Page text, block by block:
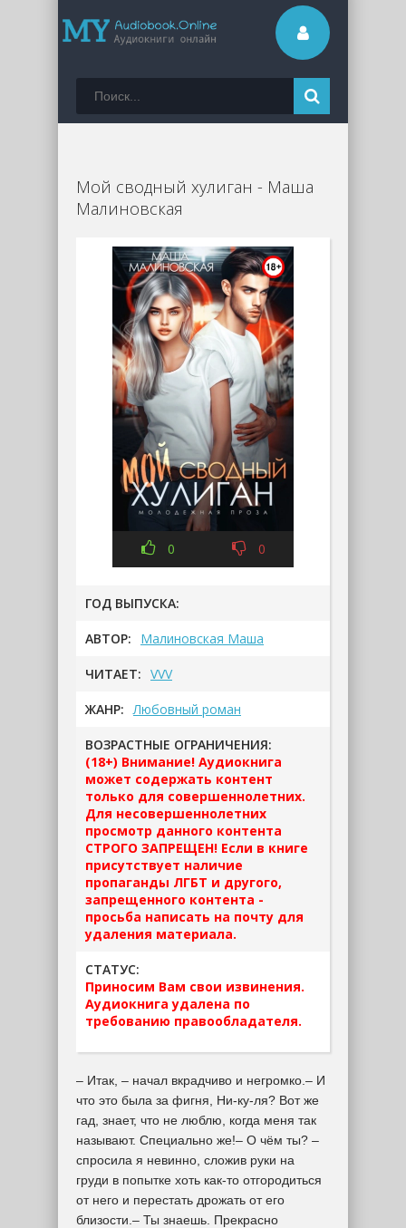
Мой сводный хулиган - Маша
Малиновская
0 0
ГОД ВЫПУСКА:
АВТОР: Малиновская Маша
ЧИТАЕТ: VVV
ЖАНР: Любовный роман
ВОЗРАСТНЫЕ ОГРАНИЧЕНИЯ:
(18+) Внимание! Аудиокнига
может содержать контент
только для совершеннолетних.
Для несовершеннолетних
просмотр данного контента
СТРОГО ЗАПРЕЩЕН! Если в книге
присутствует наличие
пропаганды ЛГБТ и другого,
запрещенного контента -
просьба написать на почту для
удаления материала.
СТАТУС:
Приносим Вам свои извинения.
Аудиокнига удалена по
требованию правообладателя.
– Итак, – начал вкрадчиво и негромко.– И
что это была за фигня, Ни-ку-ля? Вот же
гад, знает, что не люблю, когда меня так
называют. Специально же!– О чём ты? –
спросила я невинно, сложив руки на
груди в попытке хоть как-то отгородиться
от него и перестать дрожать от его
близости.– Ты знаешь. Прекрасно